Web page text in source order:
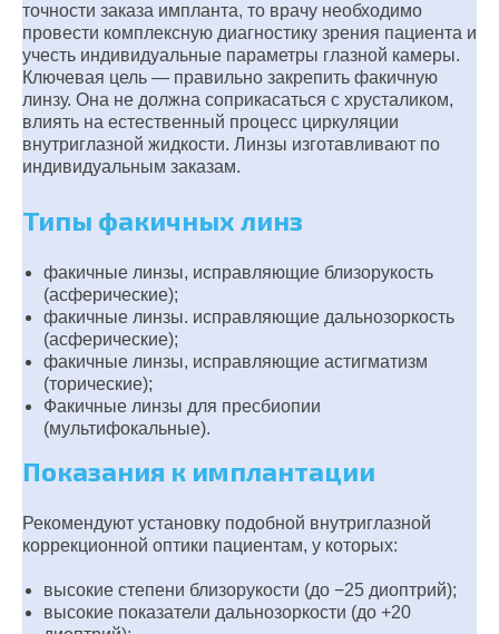
точности заказа импланта, то врачу необходимо
провести комплексную диагностику зрения пациента и
учесть индивидуальные параметры глазной камеры.
Ключевая цель — правильно закрепить факичную
линзу. Она не должна соприкасаться с хрусталиком,
влиять на естественный процесс циркуляции
внутриглазной жидкости. Линзы изготавливают по
индивидуальным заказам.
Типы факичных линз
факичные линзы, исправляющие близорукость
(асферические);
факичные линзы. исправляющие дальнозоркость
(асферические);
факичные линзы, исправляющие астигматизм
(торические);
Факичные линзы для пресбиопии
(мультифокальные).
Показания к имплантации
Рекомендуют установку подобной внутриглазной
коррекционной оптики пациентам, у которых:
высокие степени близорукости (до −25 диоптрий);
высокие показатели дальнозоркости (до +20